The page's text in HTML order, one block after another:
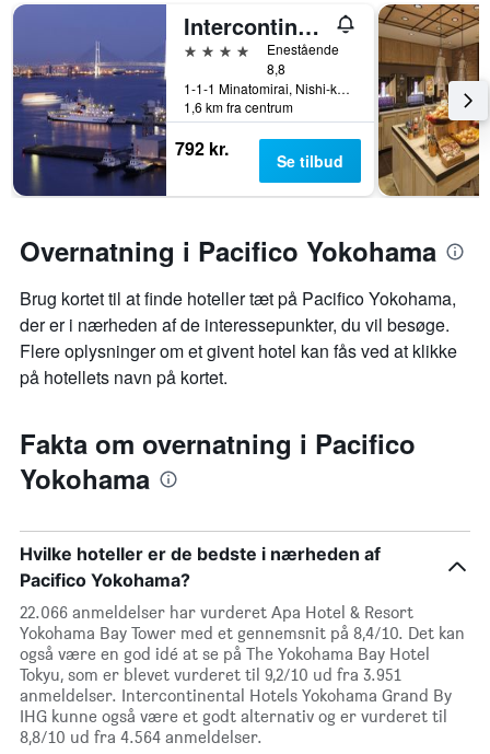
Intercontinental Hotels Yokohama Grand By IHG
4 stjerner
Enestående
8,8
1-1-1 Minatomirai, Nishi-ku, Yokohama, Japan
1,6 km fra centrum
792 kr. Se tilbud
Overnatning i Pacifico Yokohama
Brug kortet til at finde hoteller tæt på Pacifico Yokohama,
der er i nærheden af de interessepunkter, du vil besøge.
Flere oplysninger om et givent hotel kan fås ved at klikke
på hotellets navn på kortet.
Fakta om overnatning i Pacifico
Yokohama
Hvilke hoteller er de bedste i nærheden af
Pacifico Yokohama?
22.066 anmeldelser har vurderet Apa Hotel & Resort
Yokohama Bay Tower med et gennemsnit på 8,4/10. Det kan
også være en god idé at se på The Yokohama Bay Hotel
Tokyu, som er blevet vurderet til 9,2/10 ud fra 3.951
anmeldelser. Intercontinental Hotels Yokohama Grand By
IHG kunne også være et godt alternativ og er vurderet til
8,8/10 ud fra 4.564 anmeldelser.